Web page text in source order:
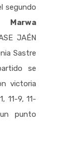
segundo
Marwa
JAÉN
Sastre
se
victoria
11-9, 11-
punto